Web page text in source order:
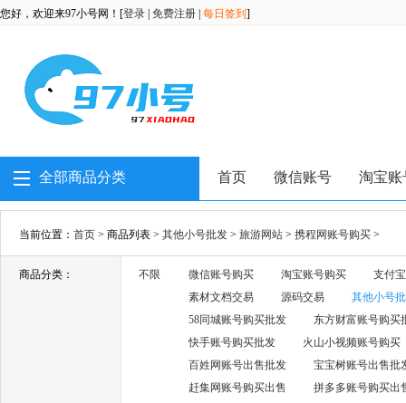
您好，欢迎来97小号网！[登录 免费注册 每日签到 ]
全部商品分类 首页 微信账号 淘宝账
当前位置： 首页 > 商品列表 > 其他小号批发 > 旅游网站 > 携程网账号购买 >
商品分类： 不限 微信账号购买 淘宝账号购买
支付
素材文档交易
源码交易
其他小号
58同城账号购买批发
东方财富账号购买
快手账号购买批发
火山小视频账号购买
百姓网账号出售批发
宝宝树账号出售批
赶集网账号购买出售
拼多多账号购买出